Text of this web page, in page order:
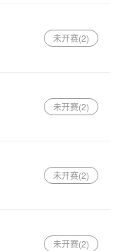
未开赛(2)
未开赛(2)
未开赛(2)
未开赛(2)